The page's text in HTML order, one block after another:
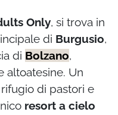
Only, si trova in
di Burgusio,
di Bolzano,
altoatesine. Un
di pastori e
resort a cielo